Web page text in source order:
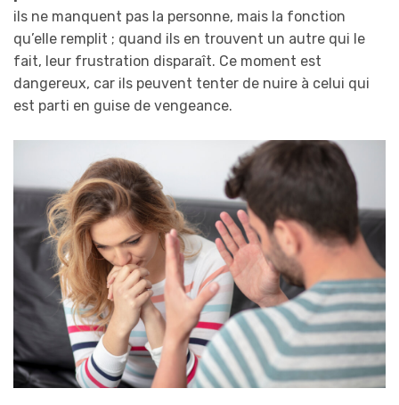
ils ne manquent pas la personne, mais la fonction
qu’elle remplit ; quand ils en trouvent un autre qui le
fait, leur frustration disparaît. Ce moment est
dangereux, car ils peuvent tenter de nuire à celui qui
est parti en guise de vengeance.